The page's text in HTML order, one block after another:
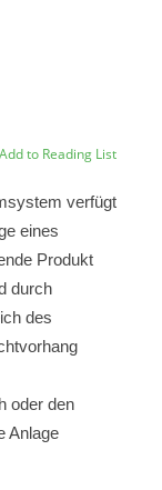
Add to Reading List
verfügt
eines
Produkt
durch
des
oder den
Anlage